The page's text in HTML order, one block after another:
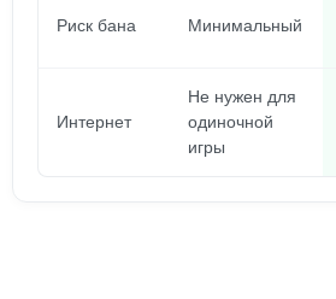
Риск бана Минимальный
Интернет
Не нужен для
одиночной
игры